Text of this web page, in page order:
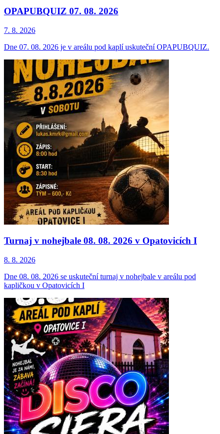
OPAPUBQUIZ 07. 08. 2026
7. 8. 2026
Dne 07. 08. 2026 je v areálu pod kaplí uskuteční OPAPUBQUIZ.
Turnaj v nohejbale 08. 08. 2026 v Opatovicích I
8. 8. 2026
Dne 08. 08. 2026 se uskuteční turnaj v nohejbale v areálu pod
kapličkou v Opatovicích I